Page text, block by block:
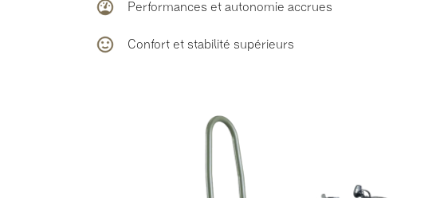
Performances et autonomie accrues
Confort et stabilité supérieurs